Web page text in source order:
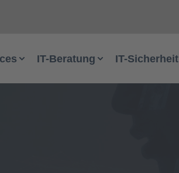
IT-Beratung IT-Sicherheit